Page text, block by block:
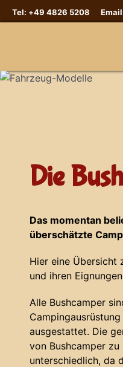
Tel: +49 4826 5208
Die
Das momentan
überschätzte
Hier eine Übersicht
und ihren
Alle Bushcamper
ausgestattet. Die
von Bushcamper zu
unterschiedlich, da